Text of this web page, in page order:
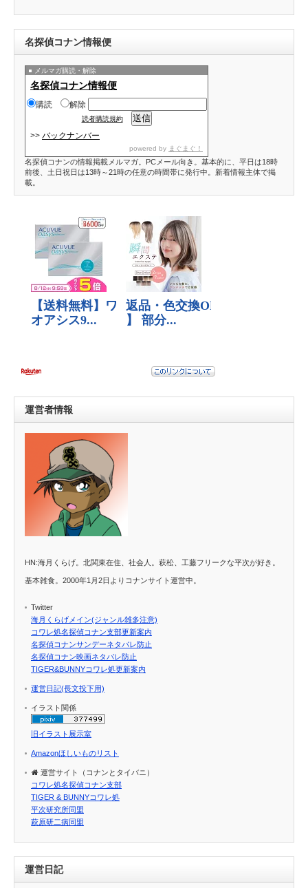
名探偵コナン情報便
メルマガ購読・解除
名探偵コナン情報便
購読 解除
読者購読規約
>> バックナンバー
powered by まぐまぐ！
名探偵コナンの情報掲載メルマガ。PCメール向き。基本的に、平日は18時
前後、土日祝日は13時～21時の任意の時間帯に発行中。新着情報主体で掲
載。
運営者情報
HN:海月くらげ。北関東在住、社会人。萩松、工藤フリークな平次が好き。
基本雑食。2000年1月2日よりコナンサイト運営中。
Twitter
海月くらげメイン(ジャンル雑多注意)
コワレ処名探偵コナン支部更新案内
名探偵コナンサンデーネタバレ防止
名探偵コナン映画ネタバレ防止
TIGER&BUNNYコワレ処更新案内
運営日記(長文投下用)
イラスト関係
旧イラスト展示室
Amazonほしいものリスト
運営サイト（コナンとタイバニ）
コワレ処名探偵コナン支部
TIGER & BUNNYコワレ処
平次研究所同盟
萩原研二病同盟
運営日記